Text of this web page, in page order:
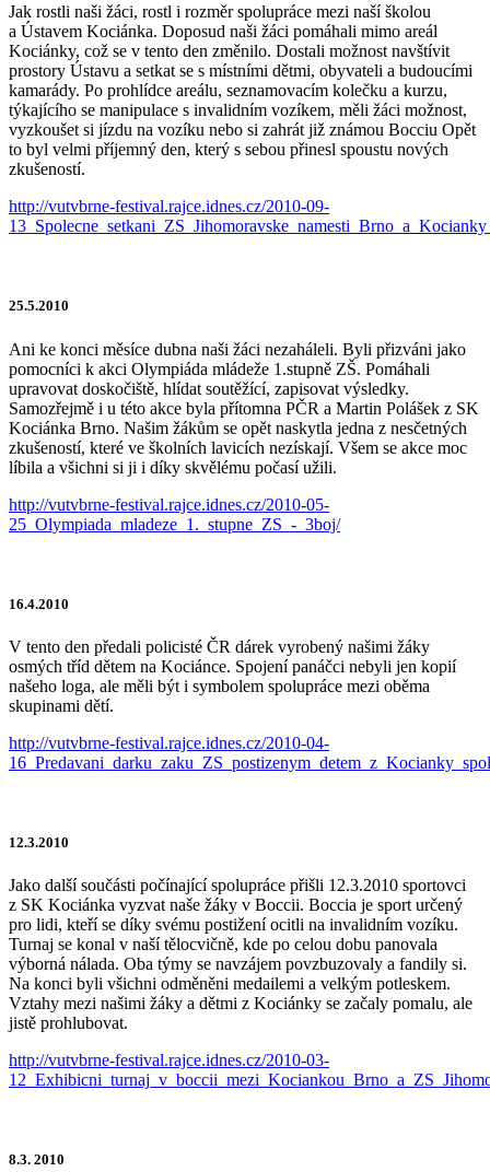
Jak rostli naši žáci, rostl i rozměr spolupráce mezi naší školou
a Ústavem Kociánka. Doposud naši žáci pomáhali mimo areál
Kociánky, což se v tento den změnilo. Dostali možnost navštívit
prostory Ústavu a setkat se s místními dětmi, obyvateli a budoucími
kamarády. Po prohlídce areálu, seznamovacím kolečku a kurzu,
týkajícího se manipulace s invalidním vozíkem, měli žáci možnost,
vyzkoušet si jízdu na vozíku nebo si zahrát již známou Bocciu Opět
to byl velmi příjemný den, který s sebou přinesl spoustu nových
zkušeností.
http://vutvbrne-festival.rajce.idnes.cz/2010-09-
25.5.2010
Ani ke konci měsíce dubna naši žáci nezaháleli. Byli přizváni jako
pomocníci k akci Olympiáda mládeže 1.stupně ZŠ. Pomáhali
upravovat doskočiště, hlídat soutěžící, zapisovat výsledky.
Samozřejmě i u této akce byla přítomna PČR a Martin Polášek z SK
Kociánka Brno. Našim žákům se opět naskytla jedna z nesčetných
zkušeností, které ve školních lavicích nezískají. Všem se akce moc
líbila a všichni si ji i díky skvělému počasí užili.
http://vutvbrne-festival.rajce.idnes.cz/2010-05-
25_Olympiada_mladeze_1._stupne_ZS_-_3boj/
16.4.2010
V tento den předali policisté ČR dárek vyrobený našimi žáky
osmých tříd dětem na Kociánce. Spojení panáčci nebyli jen kopií
našeho loga, ale měli být i symbolem spolupráce mezi oběma
skupinami dětí.
http://vutvbrne-festival.rajce.idnes.cz/2010-04-
12.3.2010
Jako další součásti počínající spolupráce přišli 12.3.2010 sportovci
z SK Kociánka vyzvat naše žáky v Boccii. Boccia je sport určený
pro lidi, kteří se díky svému postižení ocitli na invalidním vozíku.
Turnaj se konal v naší tělocvičně, kde po celou dobu panovala
výborná nálada. Oba týmy se navzájem povzbuzovaly a fandily si.
Na konci byli všichni odměněni medailemi a velkým potleskem.
Vztahy mezi našimi žáky a dětmi z Kociánky se začaly pomalu, ale
jistě prohlubovat.
http://vutvbrne-festival.rajce.idnes.cz/2010-03-
8.3. 2010